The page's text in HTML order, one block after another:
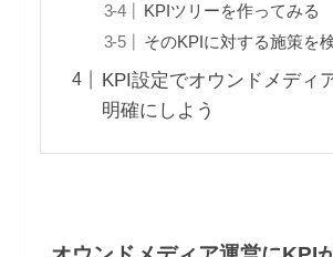
KPIツリーを作ってみる
そのKPIに対する施策を
KPI設定でオウンドメディ
明確にしよう